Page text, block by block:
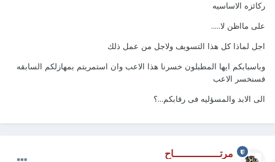
ركائزه الاساسيه
على مااظن لا.....
اجل لماذا كل هذا التسويف ولاجل من عمل ذلك
وباسبابكم ايها المطبلون خسرنا هذا الاعب وان استمريتم بمهازلكم السابقه
فسنخسر الاعب
الى الابد والمسؤليه فى رقابكم...؟
مرتـــــــــــــــاح